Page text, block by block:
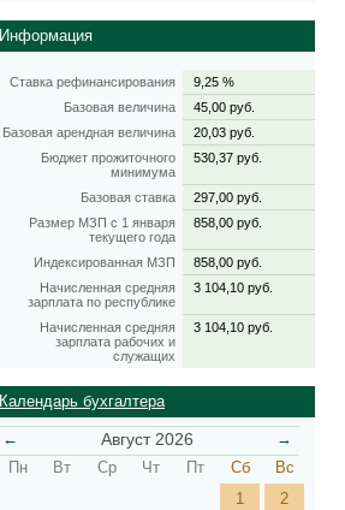
Информация
Ставка рефинансирования
9,25 %
Базовая величина
45,00 руб.
Базовая арендная величина
20,03 руб.
Бюджет прожиточного
минимума
530,37 руб.
Базовая ставка
297,00 руб.
Размер МЗП с 1 января
текущего года
858,00 руб.
Индексированная МЗП
858,00 руб.
Начисленная средняя
зарплата по республике
3 104,10 руб.
Начисленная средняя
зарплата рабочих и
служащих
3 104,10 руб.
Календарь бухгалтера
← →
Август 2026
Пн Вт Ср Чт Пт Сб
Вс
1
2